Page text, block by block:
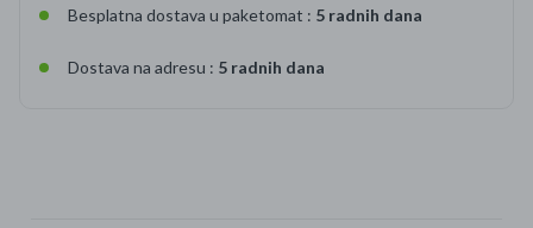
Besplatna dostava u paketomat : 5 radnih dana
Dostava na adresu : 5 radnih dana